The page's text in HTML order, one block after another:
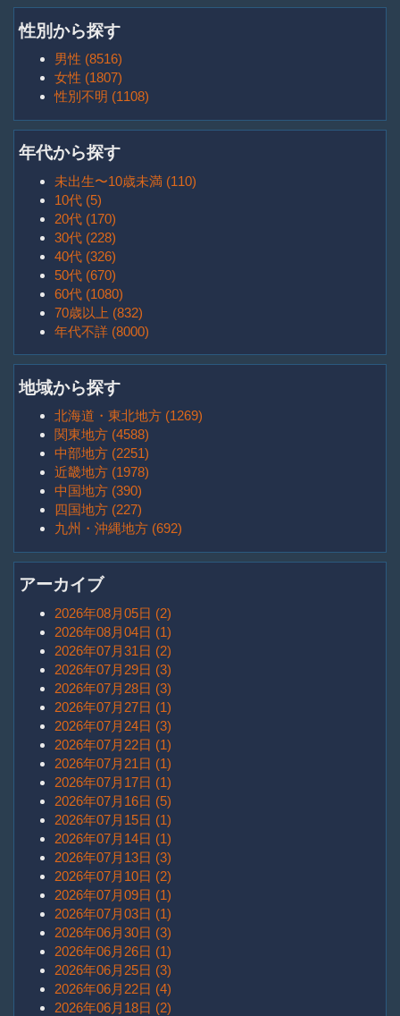
性別から探す
男性 (8516)
女性 (1807)
性別不明 (1108)
年代から探す
未出生〜10歳未満 (110)
10代 (5)
20代 (170)
30代 (228)
40代 (326)
50代 (670)
60代 (1080)
70歳以上 (832)
年代不詳 (8000)
地域から探す
北海道・東北地方 (1269)
関東地方 (4588)
中部地方 (2251)
近畿地方 (1978)
中国地方 (390)
四国地方 (227)
九州・沖縄地方 (692)
アーカイブ
2026年08月05日 (2)
2026年08月04日 (1)
2026年07月31日 (2)
2026年07月29日 (3)
2026年07月28日 (3)
2026年07月27日 (1)
2026年07月24日 (3)
2026年07月22日 (1)
2026年07月21日 (1)
2026年07月17日 (1)
2026年07月16日 (5)
2026年07月15日 (1)
2026年07月14日 (1)
2026年07月13日 (3)
2026年07月10日 (2)
2026年07月09日 (1)
2026年07月03日 (1)
2026年06月30日 (3)
2026年06月26日 (1)
2026年06月25日 (3)
2026年06月22日 (4)
2026年06月18日 (2)